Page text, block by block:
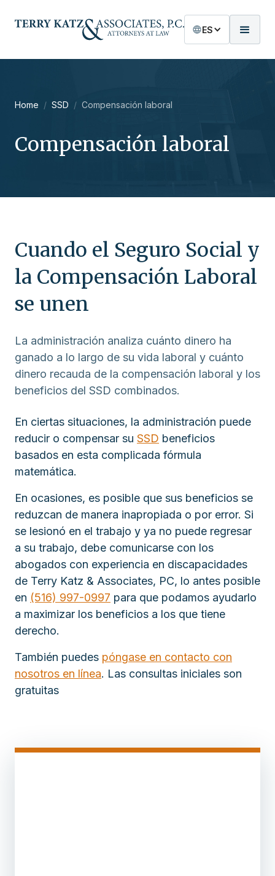
ES
Home / SSD / Compensación laboral
Compensación laboral
Cuando el Seguro Social y
la Compensación Laboral
se unen
La administración analiza cuánto dinero ha
ganado a lo largo de su vida laboral y cuánto
dinero recauda de la compensación laboral y los
beneficios del SSD combinados.
En ciertas situaciones, la administración puede
reducir o compensar su SSD beneficios
basados en esta complicada fórmula
matemática.
En ocasiones, es posible que sus beneficios se
reduzcan de manera inapropiada o por error. Si
se lesionó en el trabajo y ya no puede regresar
a su trabajo, debe comunicarse con los
abogados con experiencia en discapacidades
de Terry Katz & Associates, PC, lo antes posible
en (516) 997-0997 para que podamos ayudarlo
a maximizar los beneficios a los que tiene
derecho.
También puedes póngase en contacto con
nosotros en línea. Las consultas iniciales son
gratuitas